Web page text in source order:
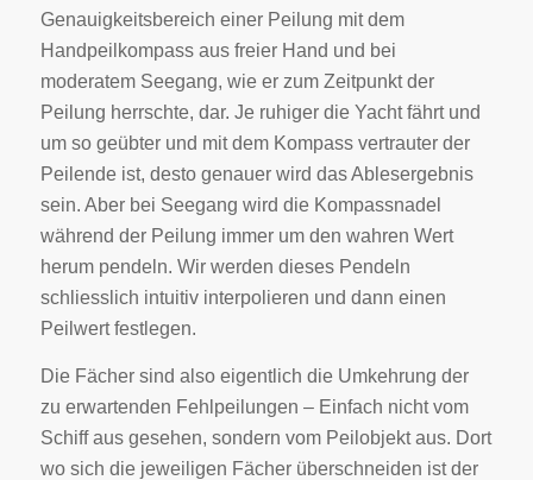
Genauigkeitsbereich einer Peilung mit dem
Handpeilkompass aus freier Hand und bei
moderatem Seegang, wie er zum Zeitpunkt der
Peilung herrschte, dar. Je ruhiger die Yacht fährt und
um so geübter und mit dem Kompass vertrauter der
Peilende ist, desto genauer wird das Ablesergebnis
sein. Aber bei Seegang wird die Kompassnadel
während der Peilung immer um den wahren Wert
herum pendeln. Wir werden dieses Pendeln
schliesslich intuitiv interpolieren und dann einen
Peilwert festlegen.
Die Fächer sind also eigentlich die Umkehrung der
zu erwartenden Fehlpeilungen – Einfach nicht vom
Schiff aus gesehen, sondern vom Peilobjekt aus. Dort
wo sich die jeweiligen Fächer überschneiden ist der